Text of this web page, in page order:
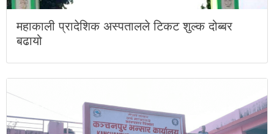
महाकाली प्रादेशिक अस्पतालले टिकट शुल्क दोब्बर
बढायो